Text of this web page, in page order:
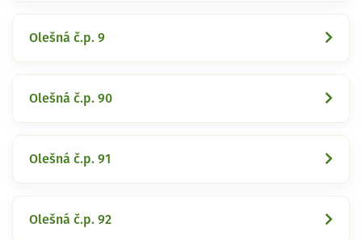
Olešná č.p. 9
Olešná č.p. 90
Olešná č.p. 91
Olešná č.p. 92